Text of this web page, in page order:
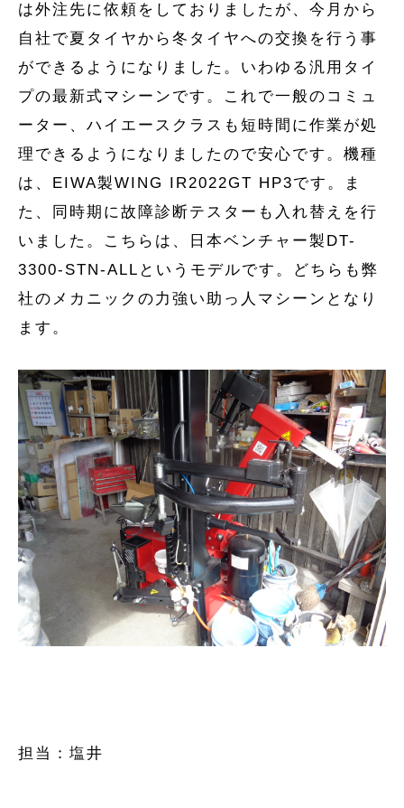
は外注先に依頼をしておりましたが、今月から
自社で夏タイヤから冬タイヤへの交換を行う事
ができるようになりました。いわゆる汎用タイ
プの最新式マシーンです。これで一般のコミュ
ーター、ハイエースクラスも短時間に作業が処
理できるようになりましたので安心です。機種
は、 EIWA製WING IR2022GT HP3です。ま
た、同時期に故障診断テスターも入れ替えを行
いました。こちらは、日本ベンチャー製 DT-
3300-STN-ALL というモデルです。どちらも弊
社のメカニックの力強い助っ人マシーンとなり
ます。
担当：塩井